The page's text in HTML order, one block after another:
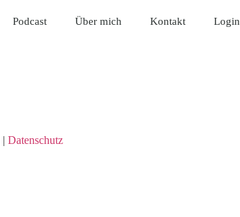
Podcast Über mich Kontakt Login
| Datenschutz